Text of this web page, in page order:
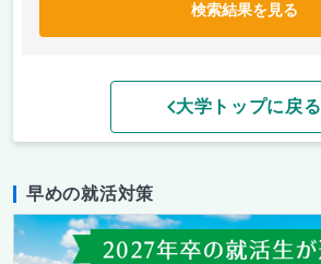
検索結果を見る
大学トップに戻る
早めの就活対策